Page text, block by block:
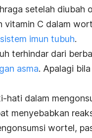
setelah diubah
vitamin C dalam
imun tubuh.
terhindar dari
asma. Apalagi
hati dalam
menyebabkan
wortel,